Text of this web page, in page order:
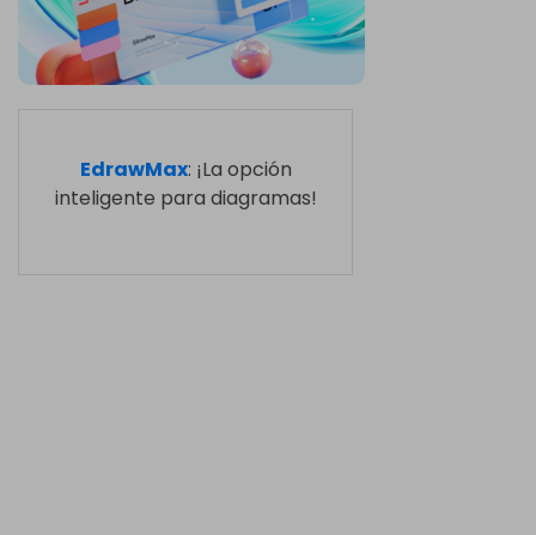
EdrawMax: ¡La opción
inteligente para diagramas!